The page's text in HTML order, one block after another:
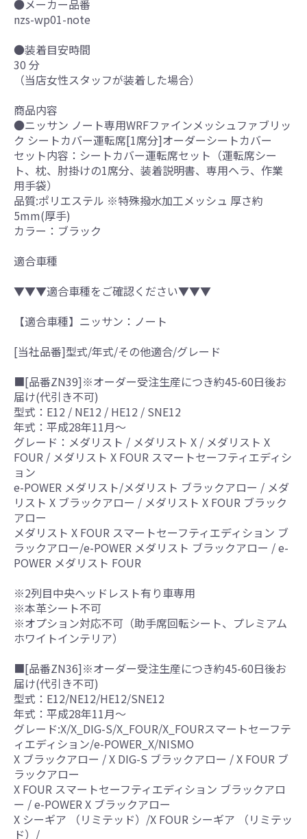
●メーカー品番
nzs-wp01-note
●装着目安時間
30 分
（当店女性スタッフが装着した場合）
商品内容
●ニッサン ノート専用WRFファインメッシュファブリッ
ク シートカバー運転席[1席分]オーダーシートカバー
セット内容：シートカバー運転席セット（運転席シー
ト、枕、肘掛けの1席分、装着説明書、専用ヘラ、作業
用手袋）
品質:ポリエステル ※特殊撥水加工メッシュ 厚さ約
5mm(厚手)
カラー：ブラック
適合車種
▼▼▼適合車種をご確認ください▼▼▼
【適合車種】ニッサン：ノート
[当社品番]型式/年式/その他適合/グレード
■[品番ZN39]※オーダー受注生産につき約45-60日後お
届け(代引き不可)
型式：E12 / NE12 / HE12 / SNE12
年式：平成28年11月～
グレード：メダリスト / メダリスト X / メダリスト X
FOUR / メダリスト X FOUR スマートセーフティエディシ
ョン
e-POWER メダリスト/メダリスト ブラックアロー / メダ
リスト X ブラックアロー / メダリスト X FOUR ブラック
アロー
メダリスト X FOUR スマートセーフティエディション ブ
ラックアロー/e-POWER メダリスト ブラックアロー / e-
POWER メダリスト FOUR
※2列目中央ヘッドレスト有り車専用
※本革シート不可
※オプション対応不可（助手席回転シート、プレミアム
ホワイトインテリア）
■[品番ZN36]※オーダー受注生産につき約45-60日後お
届け(代引き不可)
型式：E12/NE12/HE12/SNE12
年式：平成28年11月～
グレード:X/X_DIG-S/X_FOUR/X_FOURスマートセーフテ
ィエディション/e-POWER_X/NISMO
X ブラックアロー / X DIG-S ブラックアロー / X FOUR ブ
ラックアロー
X FOUR スマートセーフティエディション ブラックアロ
ー / e-POWER X ブラックアロー
X シーギア （リミテッド）/X FOUR シーギア （リミテッ
ド）/